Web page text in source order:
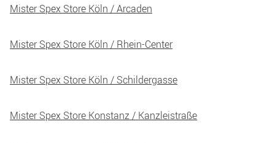
Mister Spex Store Köln / Arcaden
Mister Spex Store Köln / Rhein-Center
Mister Spex Store Köln / Schildergasse
Mister Spex Store Konstanz / Kanzleistraße